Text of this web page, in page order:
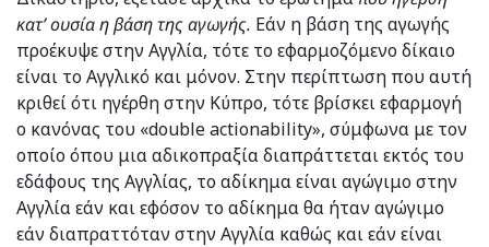
κατ’ ουσία η βάση της αγωγής. Εάν η βάση της αγωγής
προέκυψε στην Αγγλία, τότε το εφαρμοζόμενο δίκαιο
είναι το Αγγλικό και μόνον. Στην περίπτωση που αυτή
κριθεί ότι ηγέρθη στην Κύπρο, τότε βρίσκει εφαρμογή
ο κανόνας του «double actionability», σύμφωνα με τον
οποίο όπου μια αδικοπραξία διαπράττεται εκτός του
εδάφους της Αγγλίας, το αδίκημα είναι αγώγιμο στην
Αγγλία εάν και εφόσον το αδίκημα θα ήταν αγώγιμο
εάν διαπραττόταν στην Αγγλία καθώς και εάν είναι